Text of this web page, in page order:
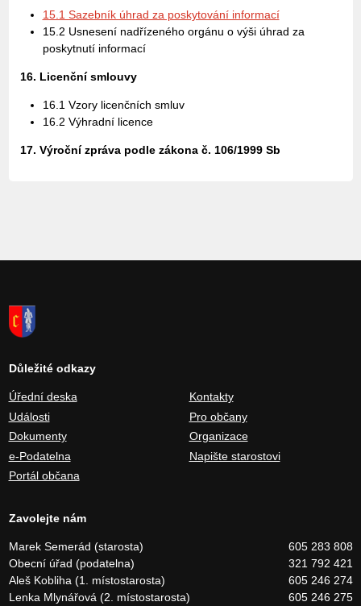
15.1 Sazebník úhrad za poskytování informací
15.2 Usnesení nadřízeného orgánu o výši úhrad za
poskytnutí informací
16. Licenční smlouvy
16.1 Vzory licenčních smluv
16.2 Výhradní licence
17. Výroční zpráva podle zákona č. 106/1999 Sb
Důležité odkazy
Úřední deska
Události
Dokumenty
e-Podatelna
Portál občana
Kontakty
Pro občany
Organizace
Napište starostovi
Zavolejte nám
Marek Semerád (starosta)
605 283 808
Obecní úřad (podatelna)
321 792 421
Aleš Kobliha (1. místostarosta)
605 246 274
Lenka Mlynářová (2. místostarosta)
605 246 275